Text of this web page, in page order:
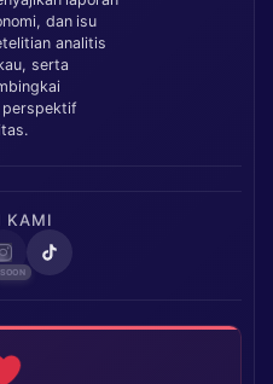
dan isu
analitis
serta
perspektif
KAMI